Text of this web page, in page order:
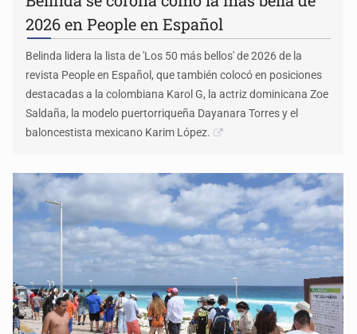
2026 en People en Español
Belinda lidera la lista de 'Los 50 más bellos' de 2026 de la
revista People en Español, que también colocó en posiciones
destacadas a la colombiana Karol G, la actriz dominicana Zoe
Saldaña, la modelo puertorriqueña Dayanara Torres y el
baloncestista mexicano Karim López.